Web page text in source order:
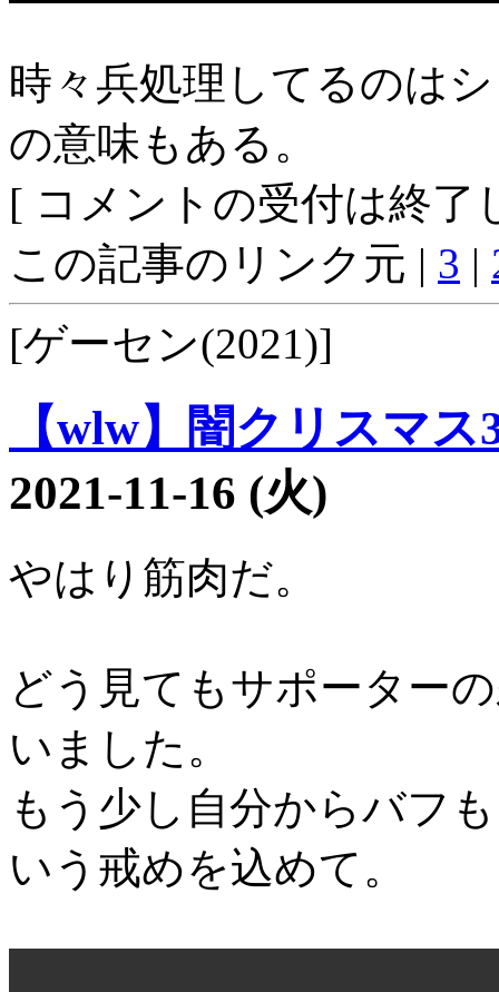
時々兵処理してるのは
の意味もある。
[ コメントの受付は終了
この記事のリンク元 | 3 |
[ゲーセン(2021)]
【wlw】闇クリスマ
2021-11-16 (火)
やはり筋肉だ。
どう見てもサポーター
いました。
もう少し自分からバフ
いう戒めを込めて。